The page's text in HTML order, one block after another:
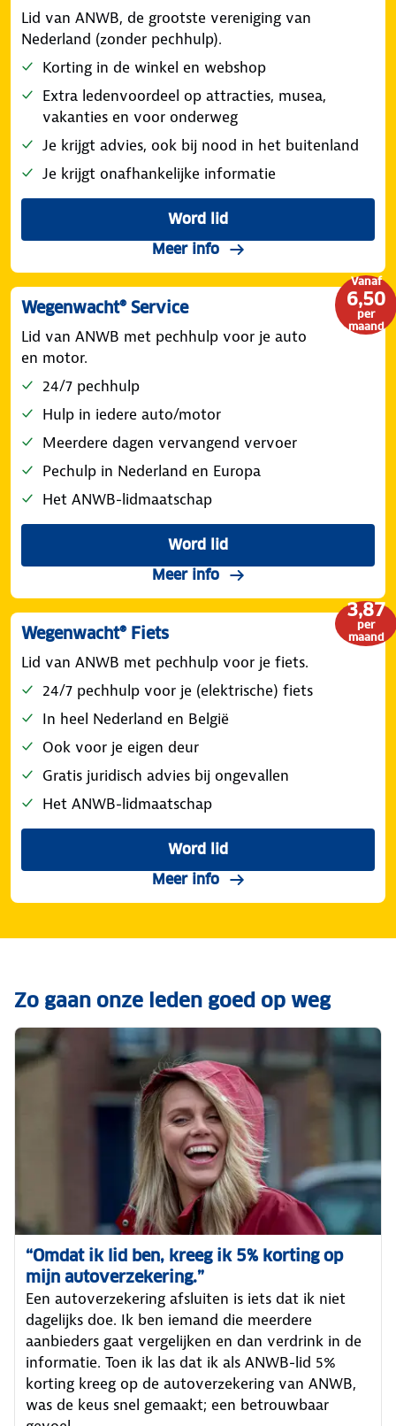
Lid van ANWB, de grootste vereniging van
Nederland (zonder pechhulp).
Korting in de winkel en webshop
Extra ledenvoordeel op attracties, musea,
vakanties en voor onderweg
Je krijgt advies, ook bij nood in het buitenland
Je krijgt onafhankelijke informatie
Word lid
Meer info
Vanaf
6,50
per
maand
Wegenwacht® Service
Lid van ANWB met pechhulp voor je auto
en motor.
24/7 pechhulp
Hulp in iedere auto/motor
Meerdere dagen vervangend vervoer
Pechulp in Nederland en Europa
Het ANWB-lidmaatschap
Word lid
Meer info
3,87
per
maand
Wegenwacht® Fiets
Lid van ANWB met pechhulp voor je fiets.
24/7 pechhulp voor je (elektrische) fiets
In heel Nederland en België
Ook voor je eigen deur
Gratis juridisch advies bij ongevallen
Het ANWB-lidmaatschap
Word lid
Meer info
Zo gaan onze leden goed op weg
“Omdat ik lid ben, kreeg ik 5% korting op
mijn autoverzekering.”
Een autoverzekering afsluiten is iets dat ik niet
dagelijks doe. Ik ben iemand die meerdere
aanbieders gaat vergelijken en dan verdrink in de
informatie. Toen ik las dat ik als ANWB-lid 5%
korting kreeg op de autoverzekering van ANWB,
was de keus snel gemaakt; een betrouwbaar